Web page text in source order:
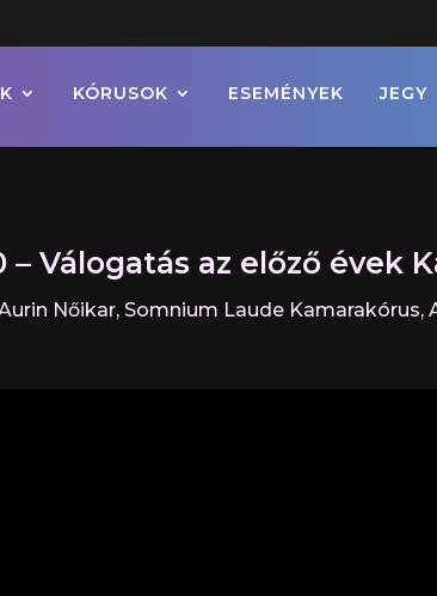
KÓRUSOK ESEMÉNYEK JEGY
– Válogatás az előző évek
Nőikar, Somnium Laude Kamarakórus,